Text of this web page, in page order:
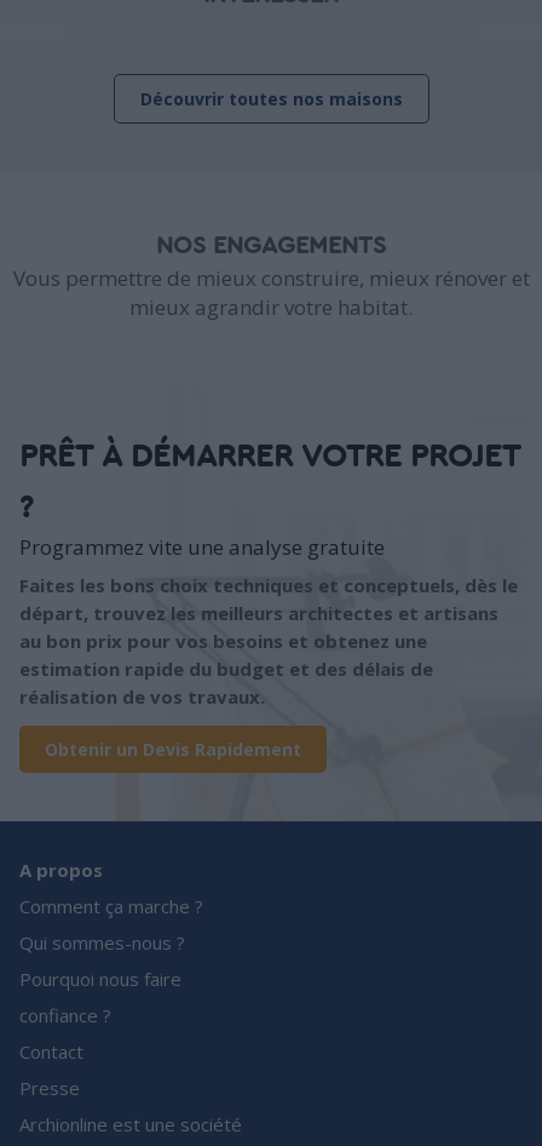
Découvrir toutes nos maisons
NOS ENGAGEMENTS
Vous permettre de mieux construire, mieux rénover et
mieux agrandir votre habitat.
PRÊT À DÉMARRER VOTRE PROJET
?
Programmez vite une analyse gratuite
Faites les bons choix techniques et conceptuels, dès le
départ, trouvez les meilleurs architectes et artisans
au bon prix pour vos besoins et obtenez une
estimation rapide du budget et des délais de
réalisation de vos travaux.
Obtenir un Devis Rapidement
A propos
Comment ça marche ?
Qui sommes-nous ?
Pourquoi nous faire
confiance ?
Contact
Presse
Archionline est une société